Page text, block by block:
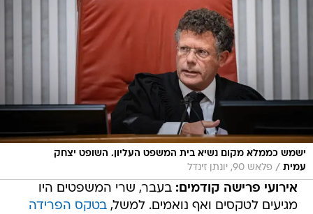
ישמש כממלא מקום נשיא בית המשפט העליון. השופט יצחק
עמית / פלאש 90, יונתן זינדל
אירועי פרישה קודמים: בעבר, שרי המשפטים היו
מגיעים לטקסים ואף נואמים. למשל,בטקס הפרידה